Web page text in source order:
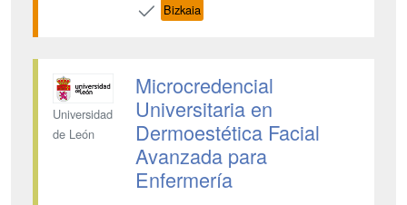
Bizkaia
Universidad
de León
Microcredencial
Universitaria en
Dermoestética Facial
Avanzada para
Enfermería